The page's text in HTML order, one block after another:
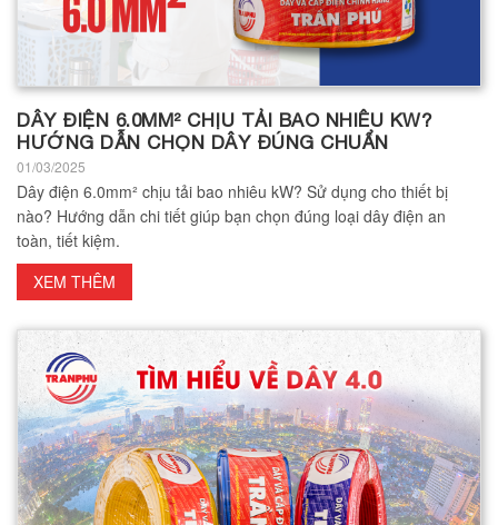
DÂY ĐIỆN 6.0MM² CHỊU TẢI BAO NHIÊU KW?
HƯỚNG DẪN CHỌN DÂY ĐÚNG CHUẨN
01/03/2025
Dây điện 6.0mm² chịu tải bao nhiêu kW? Sử dụng cho thiết bị
nào? Hướng dẫn chi tiết giúp bạn chọn đúng loại dây điện an
toàn, tiết kiệm.
XEM THÊM